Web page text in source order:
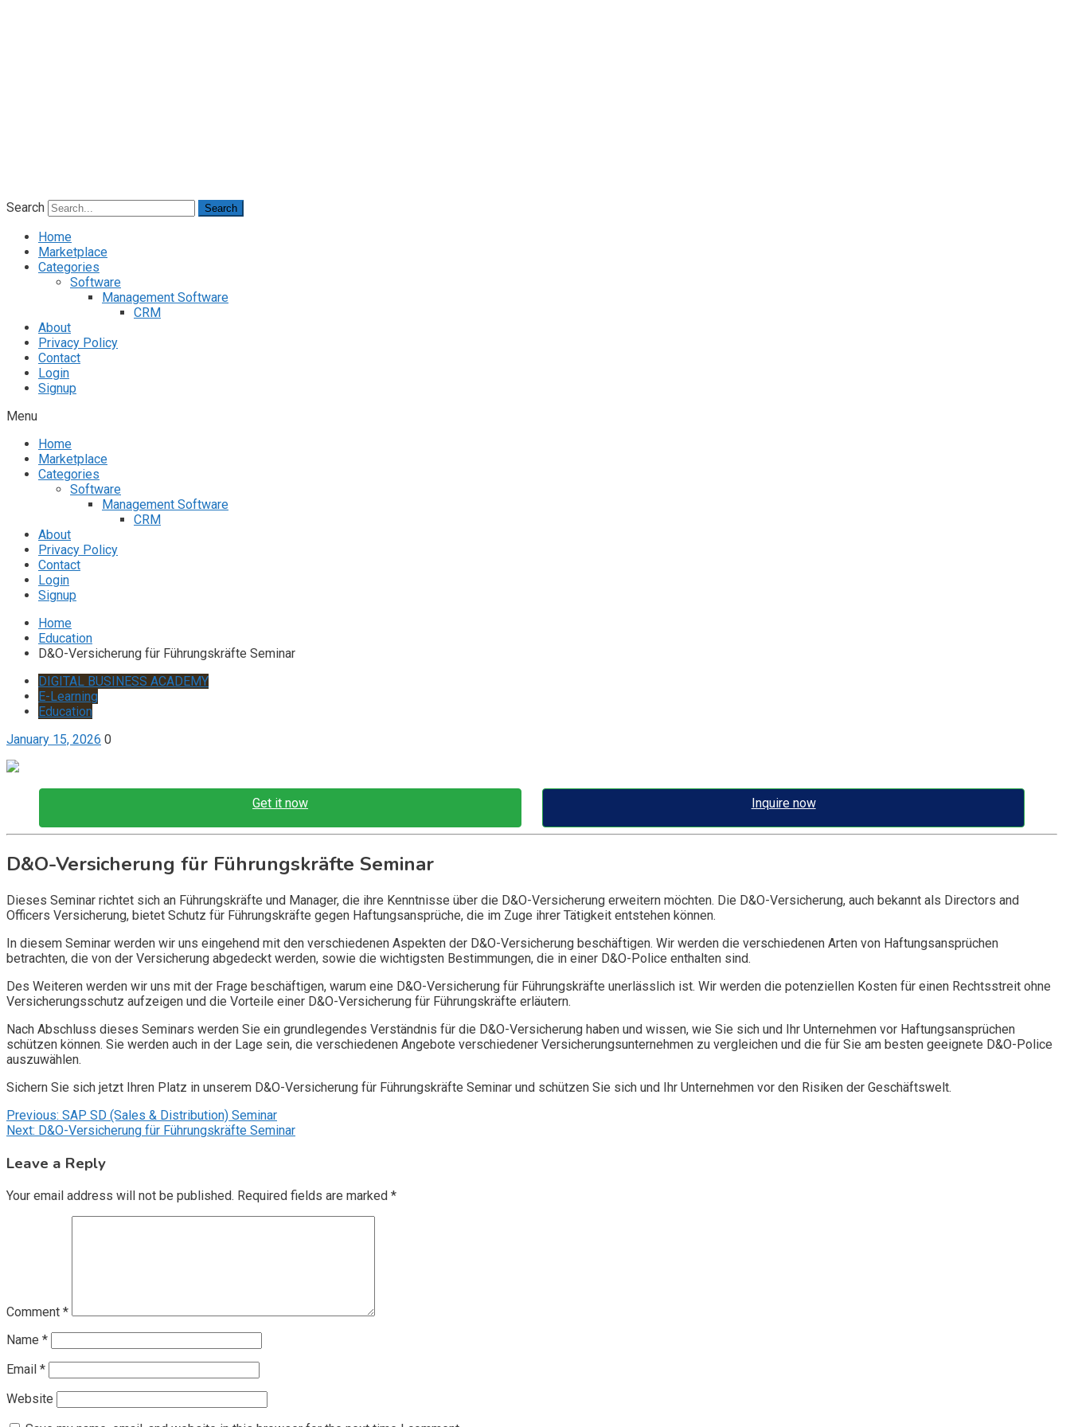
Search Search
Home
Marketplace
Categories
Software
Management Software
CRM
About
Privacy Policy
Contact
Login
Signup
Menu
Home
Marketplace
Categories
Software
Management Software
CRM
About
Privacy Policy
Contact
Login
Signup
Home
Education
D&O-Versicherung für Führungskräfte Seminar
DIGITAL BUSINESS ACADEMY
E-Learning
Education
January 15, 2026 0
Get it now Inquire now
D&O-Versicherung für Führungskräfte Seminar
Dieses Seminar richtet sich an Führungskräfte und Manager, die ihre Kenntnisse über die D&O-Versicherung erweitern möchten. Die D&O-Versicherung, auch bekannt als Directors and
Officers Versicherung, bietet Schutz für Führungskräfte gegen Haftungsansprüche, die im Zuge ihrer Tätigkeit entstehen können.
In diesem Seminar werden wir uns eingehend mit den verschiedenen Aspekten der D&O-Versicherung beschäftigen. Wir werden die verschiedenen Arten von Haftungsansprüchen
betrachten, die von der Versicherung abgedeckt werden, sowie die wichtigsten Bestimmungen, die in einer D&O-Police enthalten sind.
Des Weiteren werden wir uns mit der Frage beschäftigen, warum eine D&O-Versicherung für Führungskräfte unerlässlich ist. Wir werden die potenziellen Kosten für einen Rechtsstreit ohne
Versicherungsschutz aufzeigen und die Vorteile einer D&O-Versicherung für Führungskräfte erläutern.
Nach Abschluss dieses Seminars werden Sie ein grundlegendes Verständnis für die D&O-Versicherung haben und wissen, wie Sie sich und Ihr Unternehmen vor Haftungsansprüchen
schützen können. Sie werden auch in der Lage sein, die verschiedenen Angebote verschiedener Versicherungsunternehmen zu vergleichen und die für Sie am besten geeignete D&O-Police
auszuwählen.
Sichern Sie sich jetzt Ihren Platz in unserem D&O-Versicherung für Führungskräfte Seminar und schützen Sie sich und Ihr Unternehmen vor den Risiken der Geschäftswelt.
Post
navigation
Previous: SAP SD (Sales & Distribution) Seminar
Next: D&O-Versicherung für Führungskräfte Seminar
Leave a Reply
Your email address will not be published. Required fields are marked *
Comment *
Name *
Email *
Website